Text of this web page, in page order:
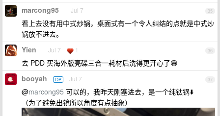
35
marcong95 Jul 7
看上去没有用中式炒锅，桌面式有一个令人纠结的点就是中式炒
锅放不进去。
36
Yien Jul 7 1
去 PDD 买海外版亮碟三合一耗材后洗得更开心了😄
37
booyah OP Jul 7
@marcong95 可以的，我昨天刚塞进去，是一个纯钛锅⬇️
（为了避免出镜所以角度有点抽象）